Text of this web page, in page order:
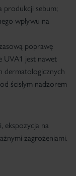
produkcji sebum;
wpływu na
poprawę
UVA1 jest nawet
dermatologicznych
ścisłym nadzorem
ekspozycja na
zagrożeniami.